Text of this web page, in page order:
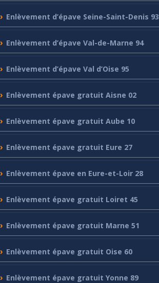
Enlèvement d’épave Seine-Saint-Denis 93
Enlèvement d’épave Val-de-Marne 94
Enlèvement d’épave Val d’Oise 95
Enlèvement épave gratuit Aisne 02
Enlèvement épave gratuit Aube 10
Enlèvement épave gratuit Eure 27
Enlèvement épave en Eure-et-Loir 28
Enlèvement épave gratuit Loiret 45
Enlèvement épave gratuit Marne 51
Enlèvement épave gratuit Oise 60
Enlèvement épave gratuit Yonne 89